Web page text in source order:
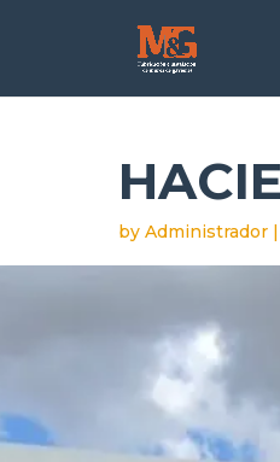
by Administrador |